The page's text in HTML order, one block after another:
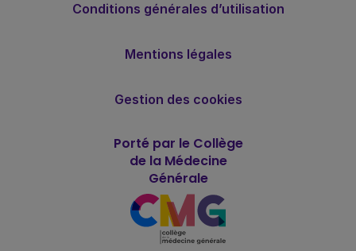
Conditions générales d’utilisation
Mentions légales
Gestion des cookies
Porté par le Collège
de la Médecine
Générale